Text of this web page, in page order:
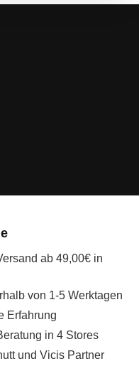
ab 49,00€ in
von 1-5 Werktagen
Erfahrung
in 4 Stores
und Vicis Partner